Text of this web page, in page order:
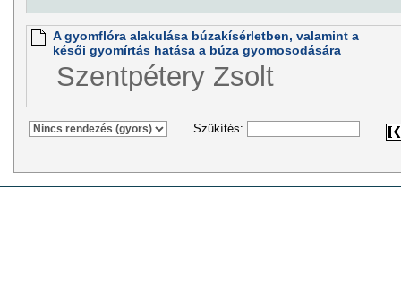
A gyomflóra alakulása búzakísérletben, valamint a
késői gyomírtás hatása a búza gyomosodására
Szentpétery Zsolt
Szűkítés: